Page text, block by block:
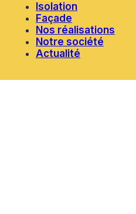
Isolation
Façade
Nos réalisations
Notre société
Actualité